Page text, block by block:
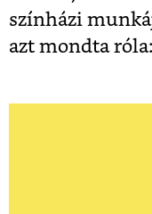
színházi
azt mondta róla: